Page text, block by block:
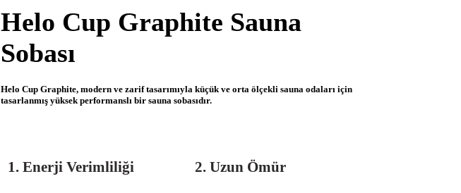
Helo Cup Graphite Sauna
Sobası
Helo Cup Graphite, modern ve zarif tasarımıyla küçük ve orta ölçekli sauna odaları için
tasarlanmış yüksek performanslı bir sauna sobasıdır.
1. Enerji Verimliliği 2. Uzun Ömür